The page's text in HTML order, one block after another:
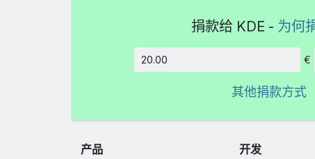
捐款给 KDE - 为何
€
其他捐款方式
产品 开发